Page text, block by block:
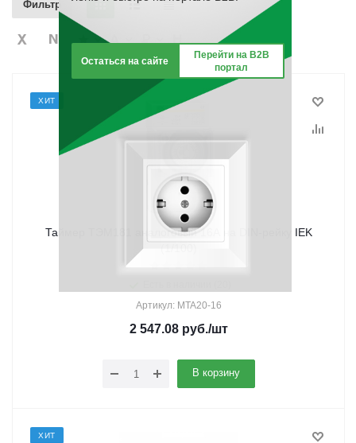
Фильтр
ХИТ
Таймер ТЭМ181 аналоговый 16А на DIN-рейку IEK
Артикул: MTA20-16
2 547.08 руб./шт
В корзину
ХИТ
Остаться на сайте
Перейти на B2B
портал